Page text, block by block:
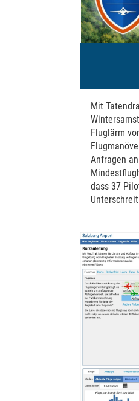
Mit
Fluglärm
Anfragen
dass 37